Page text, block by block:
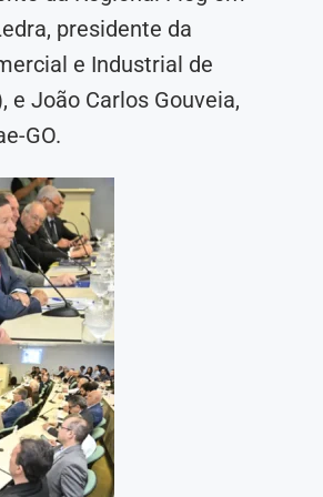
presidente da
e Industrial de
e João Carlos Gouveia,
GO.